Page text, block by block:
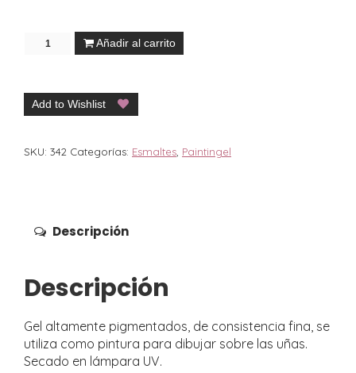
Añadir al carrito
Add to Wishlist
SKU: 342 Categorías: Esmaltes, Paintingel
Descripción
Descripción
Gel altamente pigmentados, de consistencia fina, se
utiliza como pintura para dibujar sobre las uñas.
Secado en lámpara UV.